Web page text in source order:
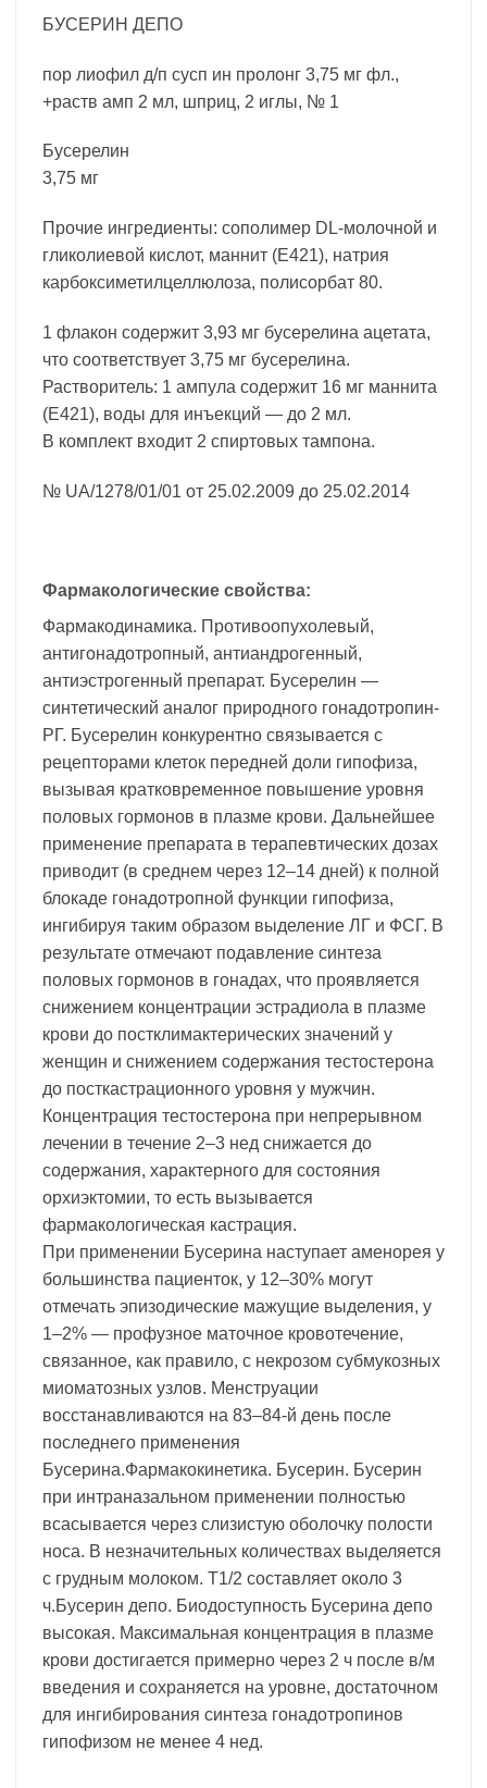
БУСЕРИН ДЕПО
пор лиофил д/п сусп ин пролонг 3,75 мг фл.,
+раств амп 2 мл, шприц, 2 иглы, № 1
Бусерелин
3,75 мг
Прочие ингредиенты: сополимер DL-молочной и
гликолиевой кислот, маннит (E421), натрия
карбоксиметилцеллюлоза, полисорбат 80.
1 флакон содержит 3,93 мг бусерелина ацетата,
что соответствует 3,75 мг бусерелина.
Растворитель: 1 ампула содержит 16 мг маннита
(E421), воды для инъекций — до 2 мл.
В комплект входит 2 спиртовых тампона.
№ UA/1278/01/01 от 25.02.2009 до 25.02.2014
Фармакологические свойства:
Фармакодинамика. Противоопухолевый,
антигонадотропный, антиандрогенный,
антиэстрогенный препарат. Бусерелин —
синтетический аналог природного гонадотропин-
РГ. Бусерелин конкурентно связывается с
рецепторами клеток передней доли гипофиза,
вызывая кратковременное повышение уровня
половых гормонов в плазме крови. Дальнейшее
применение препарата в терапевтических дозах
приводит (в среднем через 12–14 дней) к полной
блокаде гонадотропной функции гипофиза,
ингибируя таким образом выделение ЛГ и ФСГ. В
результате отмечают подавление синтеза
половых гормонов в гонадах, что проявляется
снижением концентрации эстрадиола в плазме
крови до постклимактерических значений у
женщин и снижением содержания тестостерона
до посткастрационного уровня у мужчин.
Концентрация тестостерона при непрерывном
лечении в течение 2–3 нед снижается до
содержания, характерного для состояния
орхиэктомии, то есть вызывается
фармакологическая кастрация.
При применении Бусерина наступает аменорея у
большинства пациенток, у 12–30% могут
отмечать эпизодические мажущие выделения, у
1–2% — профузное маточное кровотечение,
связанное, как правило, с некрозом субмукозных
миоматозных узлов. Менструации
восстанавливаются на 83–84-й день после
последнего применения
Бусерина.Фармакокинетика. Бусерин. Бусерин
при интраназальном применении полностью
всасывается через слизистую оболочку полости
носа. В незначительных количествах выделяется
с грудным молоком. T1/2 составляет около 3
ч.Бусерин депо. Биодоступность Бусерина депо
высокая. Максимальная концентрация в плазме
крови достигается примерно через 2 ч после в/м
введения и сохраняется на уровне, достаточном
для ингибирования синтеза гонадотропинов
гипофизом не менее 4 нед.